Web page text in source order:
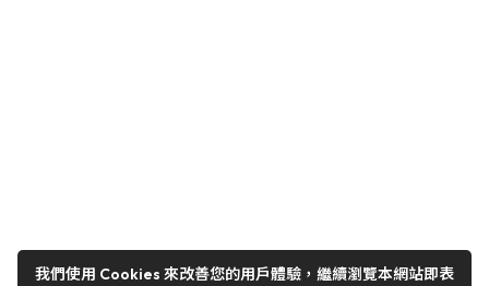
我們使用 Cookies 來改善您的用戶體驗，繼續瀏覽本網站即表